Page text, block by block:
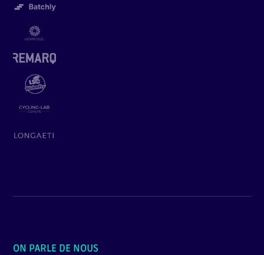
ON PARLE DE NOUS